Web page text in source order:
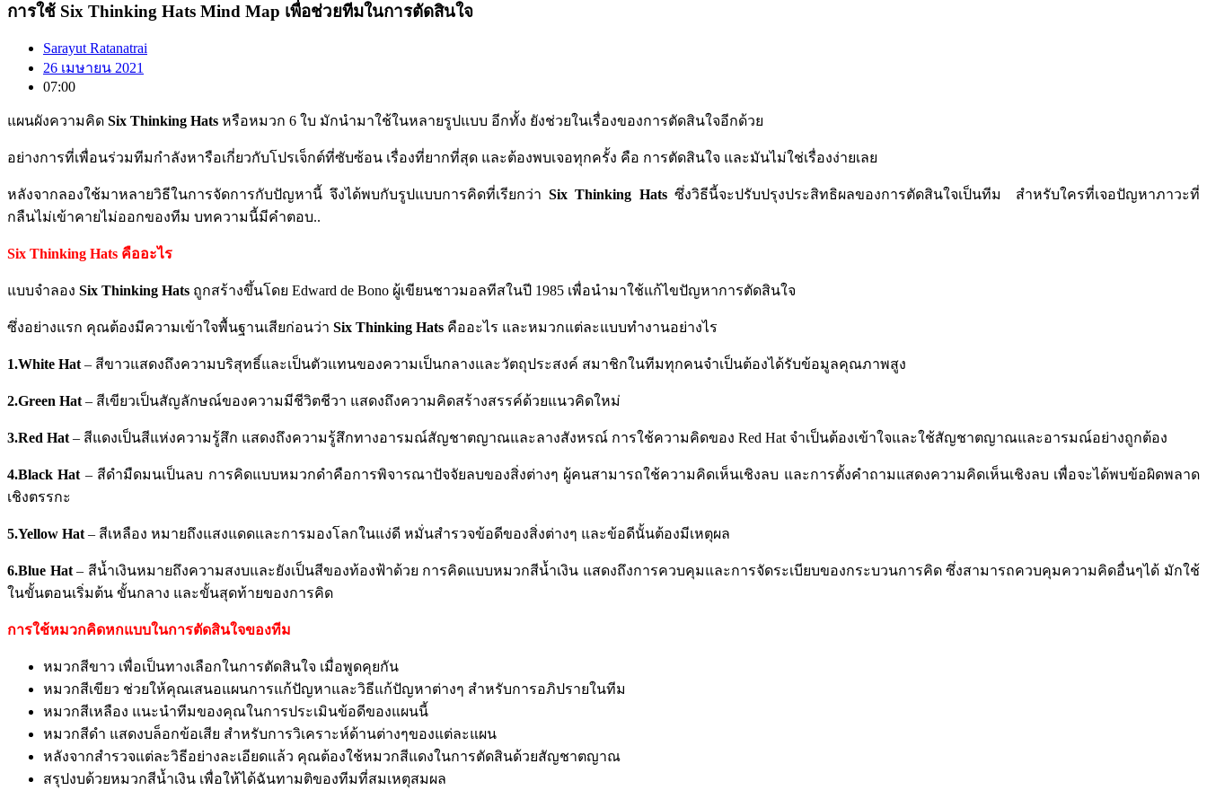
การใช้ Six Thinking Hats Mind Map เพื่อช่วยทีมในการตัดสินใจ
Sarayut Ratanatrai
26 เมษายน 2021
07:00
แผนผังความคิด Six Thinking Hats หรือหมวก 6 ใบ มักนำมาใช้ในหลายรูปแบบ อีกทั้ง ยังช่วยในเรื่องของการตัดสินใจอีกด้วย
อย่างการที่เพื่อนร่วมทีมกำลังหารือเกี่ยวกับโปรเจ็กต์ที่ซับซ้อน เรื่องที่ยากที่สุด และต้องพบเจอทุกครั้ง คือ การตัดสินใจ และมันไม่ใช่เรื่องง่ายเลย
หลังจากลองใช้มาหลายวิธีในการจัดการกับปัญหานี้ จึงได้พบกับรูปแบบการคิดที่เรียกว่า Six Thinking Hats ซึ่งวิธีนี้จะปรับปรุงประสิทธิผลของการตัดสินใจเป็นทีม สำหรับใครที่เจอปัญหาภาวะที่
กลืนไม่เข้าคายไม่ออกของทีม บทความนี้มีคำตอบ..
Six Thinking Hats คืออะไร
แบบจำลอง Six Thinking Hats ถูกสร้างขึ้นโดย Edward de Bono ผู้เขียนชาวมอลทีสในปี 1985 เพื่อนำมาใช้แก้ไขปัญหาการตัดสินใจ
ซึ่งอย่างแรก คุณต้องมีความเข้าใจพื้นฐานเสียก่อนว่า Six Thinking Hats คืออะไร และหมวกแต่ละแบบทำงานอย่างไร
1.White Hat– สีขาวแสดงถึงความบริสุทธิ์และเป็นตัวแทนของความเป็นกลางและวัตถุประสงค์ สมาชิกในทีมทุกคนจำเป็นต้องได้รับข้อมูลคุณภาพสูง
2.Green Hat– สีเขียวเป็นสัญลักษณ์ของความมีชีวิตชีวา แสดงถึงความคิดสร้างสรรค์ด้วยแนวคิดใหม่
3.Red Hat– สีแดงเป็นสีแห่งความรู้สึก แสดงถึงความรู้สึกทางอารมณ์สัญชาตญาณและลางสังหรณ์ การใช้ความคิดของ Red Hat จำเป็นต้องเข้าใจและใช้สัญชาตญาณและอารมณ์อย่างถูกต้อง
4.Black Hat– สีดำมืดมนเป็นลบ การคิดแบบหมวกดำคือการพิจารณาปัจจัยลบของสิ่งต่างๆ ผู้คนสามารถใช้ความคิดเห็นเชิงลบ และการตั้งคำถามแสดงความคิดเห็นเชิงลบ เพื่อจะได้พบข้อผิดพลาด
เชิงตรรกะ
5.Yellow Hat– สีเหลือง หมายถึงแสงแดดและการมองโลกในแง่ดี หมั่นสำรวจข้อดีของสิ่งต่างๆ และข้อดีนั้นต้องมีเหตุผล
6.Blue Hat– สีน้ำเงินหมายถึงความสงบและยังเป็นสีของท้องฟ้าด้วย การคิดแบบหมวกสีน้ำเงิน แสดงถึงการควบคุมและการจัดระเบียบของกระบวนการคิด ซึ่งสามารถควบคุมความคิดอื่นๆได้ มักใช้
ในขั้นตอนเริ่มต้น ขั้นกลาง และขั้นสุดท้ายของการคิด
การใช้หมวกคิดหกแบบในการตัดสินใจของทีม
หมวกสีขาว เพื่อเป็นทางเลือกในการตัดสินใจ เมื่อพูดคุยกัน
หมวกสีเขียว ช่วยให้คุณเสนอแผนการแก้ปัญหาและวิธีแก้ปัญหาต่างๆ สำหรับการอภิปรายในทีม
หมวกสีเหลือง แนะนำทีมของคุณในการประเมินข้อดีของแผนนี้
หมวกสีดำ แสดงบล็อกข้อเสีย สำหรับการวิเคราะห์ด้านต่างๆของแต่ละแผน
หลังจากสำรวจแต่ละวิธีอย่างละเอียดแล้ว คุณต้องใช้หมวกสีแดงในการตัดสินด้วยสัญชาตญาณ
สรุปงบด้วยหมวกสีน้ำเงิน เพื่อให้ได้ฉันทามติของทีมที่สมเหตุสมผล